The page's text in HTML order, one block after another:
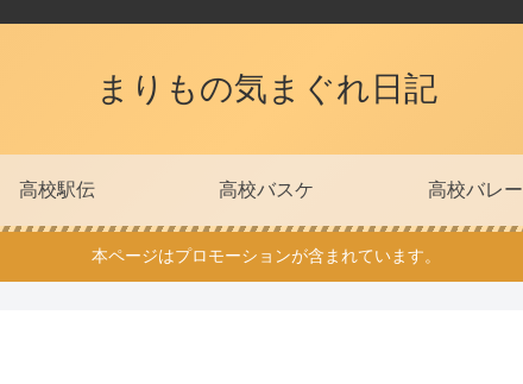
まりもの気まぐれ日記
高校駅伝 高校バスケ 高校バレー
本ページはプロモーションが含まれています。